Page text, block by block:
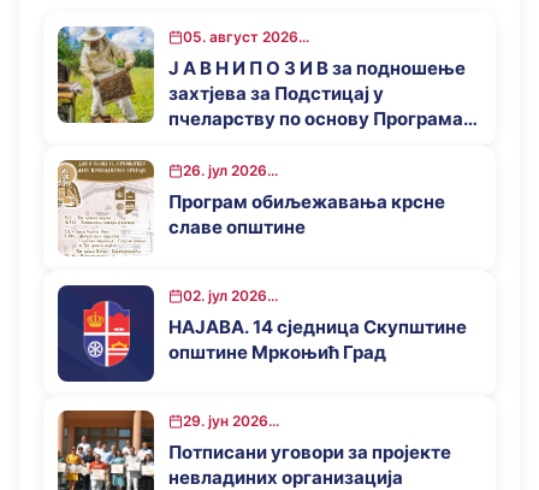
05. август 2026...
Ј А В Н И П О З И В за подношење
захтјева за Подстицај у
пчеларству по основу Програма
општине Мркоњић Град у 2026.
години
26. јул 2026...
Програм обиљежавања крсне
славе општине
02. јул 2026...
НАЈАВА. 14 сједница Скупштине
општине Мркоњић Град
29. јун 2026...
Потписани уговори за пројекте
невладиних организација